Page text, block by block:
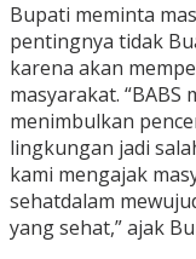
Bupati meminta
pentingnya tidak
karena akan
masyarakat.
menimbulkan
lingkungan jadi
kami mengajak
sehatdalam
yang sehat,” ajak